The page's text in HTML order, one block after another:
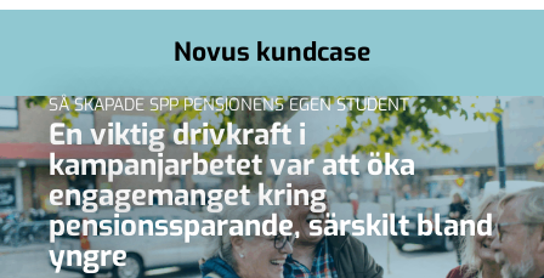
Novus kundcase
SÅ SKAPADE SPP PENSIONENS EGEN STUDENT
En viktig drivkraft i
kampanjarbetet var att öka
engagemanget kring
pensionssparande, särskilt bland
yngre